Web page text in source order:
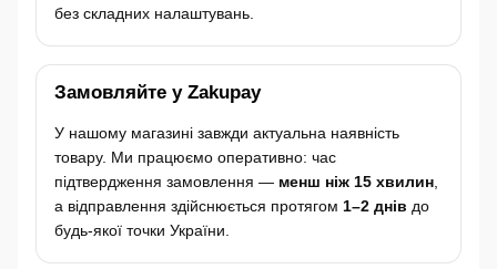
без складних налаштувань.
Замовляйте у Zakupay
У нашому магазині завжди актуальна наявність
товару. Ми працюємо оперативно: час
підтвердження замовлення — менш ніж 15 хвилин
а відправлення здійснюється протягом 1–2 днів до
будь-якої точки України.